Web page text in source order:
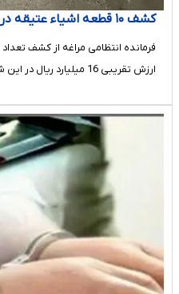
کشف ۱۰ قطعه اشیاء عتیقه در مراغه
ارزش تقریبی 16 میلیارد ریال در این شهرستان خبر داد.